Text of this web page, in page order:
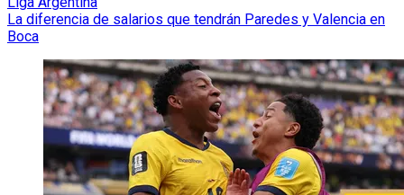
La diferencia de salarios que tendrán Paredes y Valencia en
Boca